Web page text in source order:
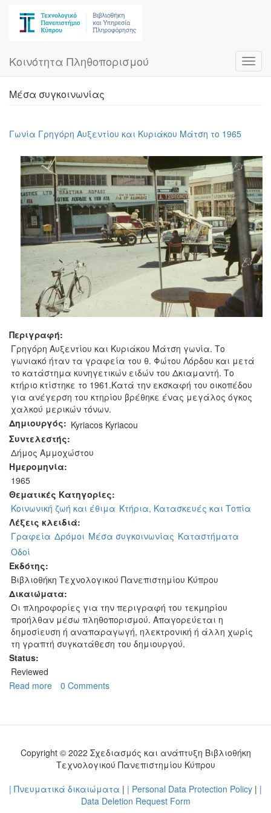
Κοινότητα Πληθοπορισμού
Μέσα συγκοινωνίας
Γωνία Γρηγόρη Αυξεντίου και Κυριάκου Μάτση το 1965
Περιγραφή:
Γρηγόρη Αυξεντίου και Κυριάκου Μάτση γωνία. Το
γωνιακό ήταν τα γραφεία του θ. Φώτου Λόρδου και μετά
το κατάστημα κυνηγετικών ειδών του Δκιαμαντή. Το
κτήριο κτίστηκε το 1961.Κατά την εκσκαφή του οικοπέδου
για ανέγερση του κτηρίου βρέθηκε ένας μεγάλος όγκος
χαλκού μερικών τόνων.
Δημιουργός: Kyriacos Kyriacou
Συντελεστής:
Δήμος Αμμοχώστου
Ημερομηνία:
1965
Θεματικές Κατηγορίες:
Κοινωνική ζωή και έθιμα Κτήρια, Κατασκευές και Τοπία
Λέξεις κλειδιά:
Γραφεία Δρόμοι Μέσα συγκοινωνίας Καταστήματα
Οδοί
Εκδότης:
Βιβλιοθήκη Τεχνολογικού Πανεπιστημίου Κύπρου
Δικαιώματα:
Οι πληροφορίες για την περιγραφή του τεκμηρίου
προήλθαν μέσω πληθοπορισμού. Απαγορεύεται η
δημοσίευση ή αναπαραγωγή, ηλεκτρονική ή άλλη χωρίς
τη γραπτή συγκατάθεση του δημιουργού.
Status:
Reviewed
Read more about
Μάτση
το
0 Comments
Copyright © 2022 Σχεδιασμός και ανάπτυξη Βιβλιοθήκη
Τεχνολογικού Πανεπιστημίου Κύπρου
| Πνευματικά δικαιώματα | | Personal Data Protection Policy | |
Data Deletion Request Form